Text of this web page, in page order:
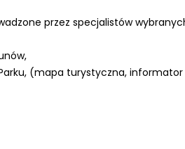
przez specjalistów
(mapa turystyczna,